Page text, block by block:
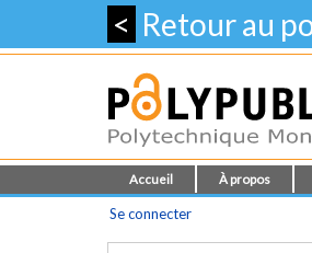
< Retour au
Accueil À propos
Se connecter